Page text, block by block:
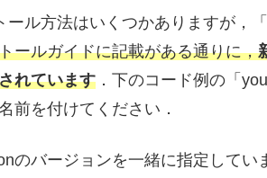
ール方法はいくつかありますが，「
ールガイドに記載がある通りに，
れています ．下のコード例の「
前を付けてください．
のバージョンを一緒に指定して